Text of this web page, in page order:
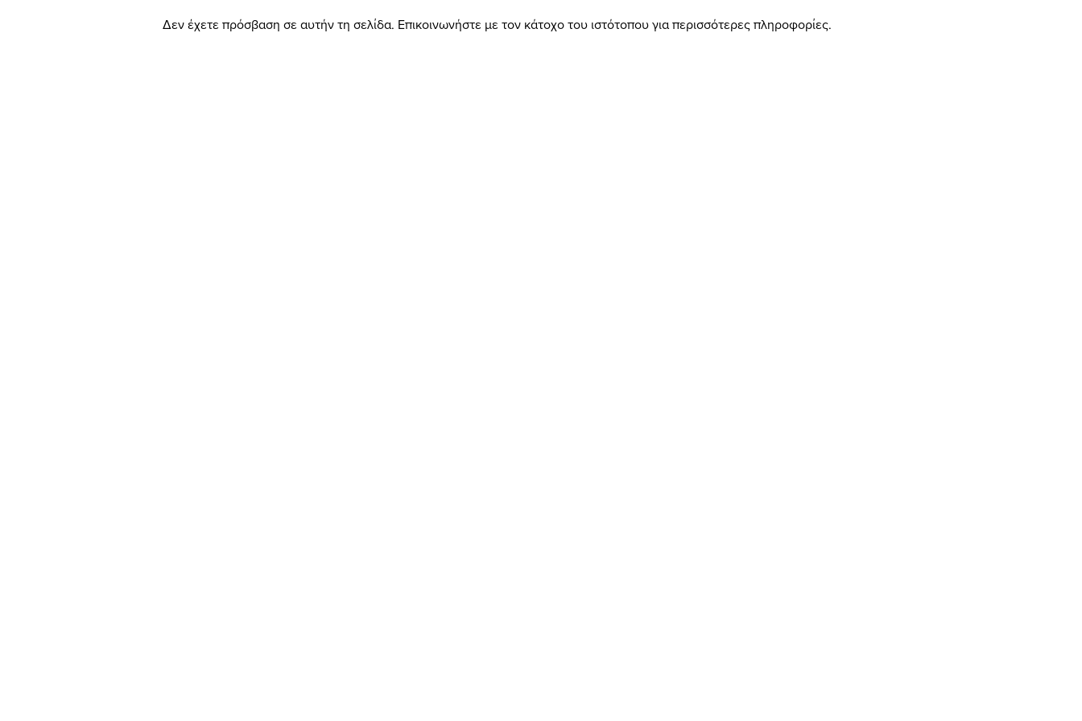
Δεν έχετε πρόσβαση σε αυτήν τη σελίδα. Επικοινωνήστε με τον κάτοχο του ιστότοπου για περισσότερες πληροφορίες.